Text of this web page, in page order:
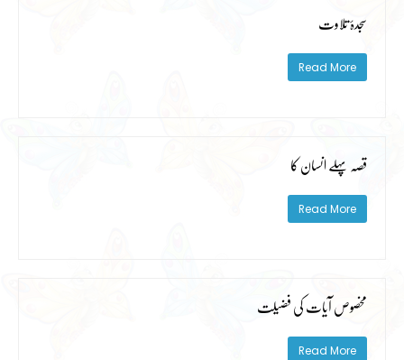
سجدۂ تلاوت
Read More
قصہ پہلے انسان کا
Read More
مخصوص آیات کی فضیلت
Read More